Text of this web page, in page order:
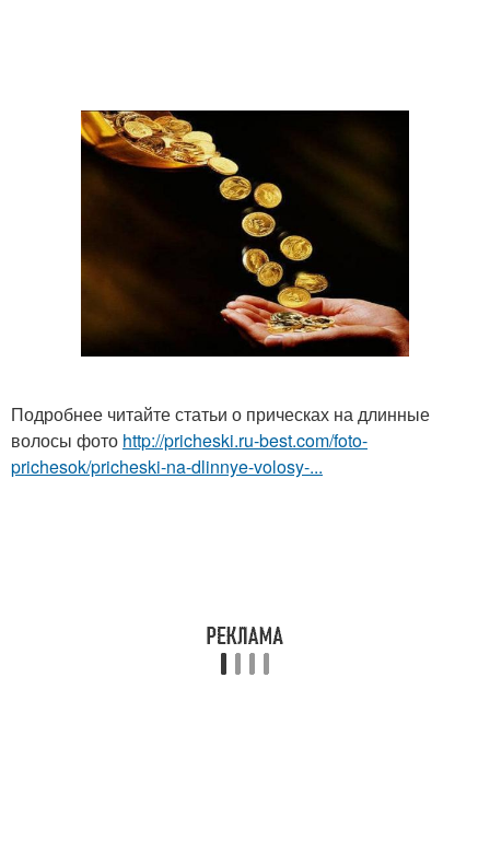
Подробнее читайте статьи о прическах на длинные
волосы фото http://pricheski.ru-best.com/foto-
prichesok/pricheski-na-dlinnye-volosy-...